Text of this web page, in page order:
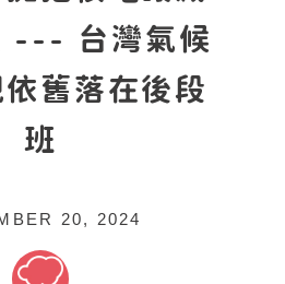
--- 台灣氣候
舊落在後段
班
20, 2024